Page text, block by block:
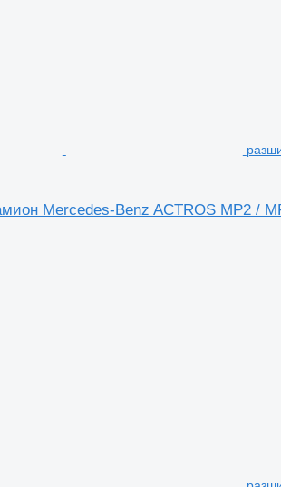
Mercedes-Benz ACTROS MP2 /